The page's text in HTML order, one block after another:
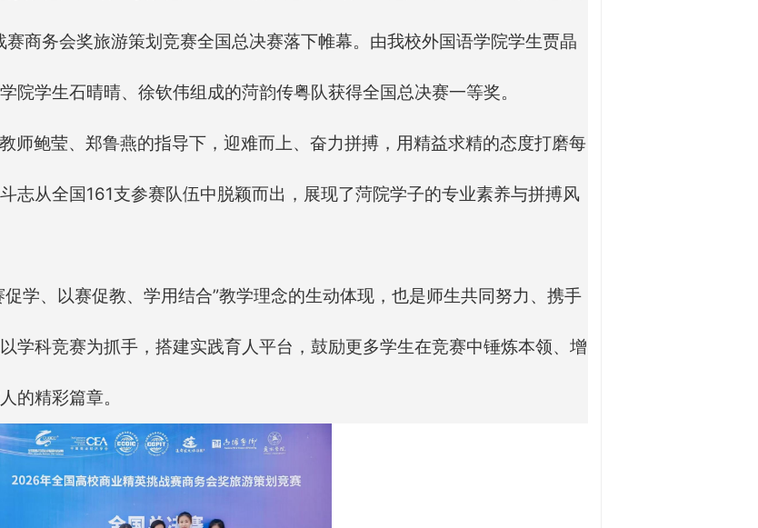
商务会奖旅游策划竞赛全国总决赛落下帷幕。由我校外国语学院学生贾晶
院学生石晴晴、徐钦伟组成的菏韵传粤队获得全国总决赛一等奖。
师鲍莹、郑鲁燕的指导下，迎难而上、奋力拼搏，用精益求精的态度打磨每
志从全国161支参赛队伍中脱颖而出，展现了菏院学子的专业素养与拼搏风
学、以赛促教、学用结合”教学理念的生动体现，也是师生共同努力、携手
学科竞赛为抓手，搭建实践育人平台，鼓励更多学生在竞赛中锤炼本领、增
的精彩篇章。